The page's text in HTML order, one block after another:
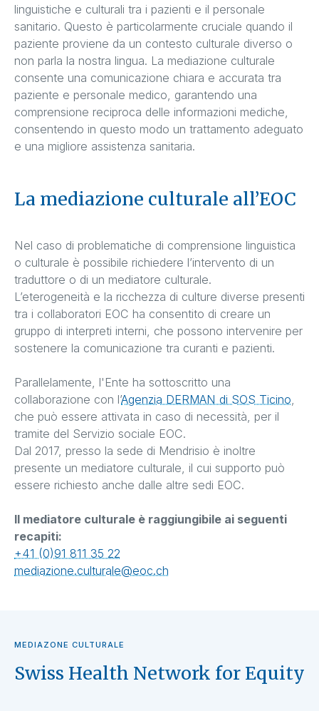
linguistiche e culturali tra i pazienti e il personale
sanitario. Questo è particolarmente cruciale quando il
paziente proviene da un contesto culturale diverso o
non parla la nostra lingua. La mediazione culturale
consente una comunicazione chiara e accurata tra
paziente e personale medico, garantendo una
comprensione reciproca delle informazioni mediche,
consentendo in questo modo un trattamento adeguato
e una migliore assistenza sanitaria.
La mediazione culturale all’EOC
Nel caso di problematiche di comprensione linguistica
o culturale è possibile richiedere l’intervento di un
traduttore o di un mediatore culturale.
L’eterogeneità e la ricchezza di culture diverse presenti
tra i collaboratori EOC ha consentito di creare un
gruppo di interpreti interni, che possono intervenire per
sostenere la comunicazione tra curanti e pazienti.
Parallelamente, l'Ente ha sottoscritto una
collaborazione con l’Agenzia DERMAN di SOS Ticino
che può essere attivata in caso di necessità, per il
tramite del Servizio sociale EOC.
Dal 2017, presso la sede di Mendrisio è inoltre
presente un mediatore culturale, il cui supporto può
essere richiesto anche dalle altre sedi EOC.
Il mediatore culturale è raggiungibile ai seguenti
recapiti:
+41 (0)91 811 35 22
mediazione.culturale@eoc.ch
MEDIAZONE CULTURALE
Swiss Health Network for Equity